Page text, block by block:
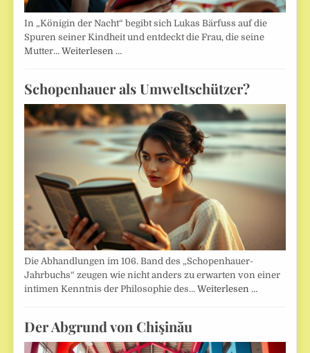
In „Königin der Nacht“ begibt sich Lukas Bärfuss auf die
Spuren seiner Kindheit und entdeckt die Frau, die seine
Mutter…Weiterlesen …
Schopenhauer als Umweltschützer?
Die Abhandlungen im 106. Band des „Schopenhauer-
Jahrbuchs“ zeugen wie nicht anders zu erwarten von einer
intimen Kenntnis der Philosophie des…Weiterlesen …
Der Abgrund von Chişinău